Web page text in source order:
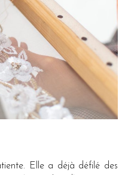
Elle a déjà défilé des